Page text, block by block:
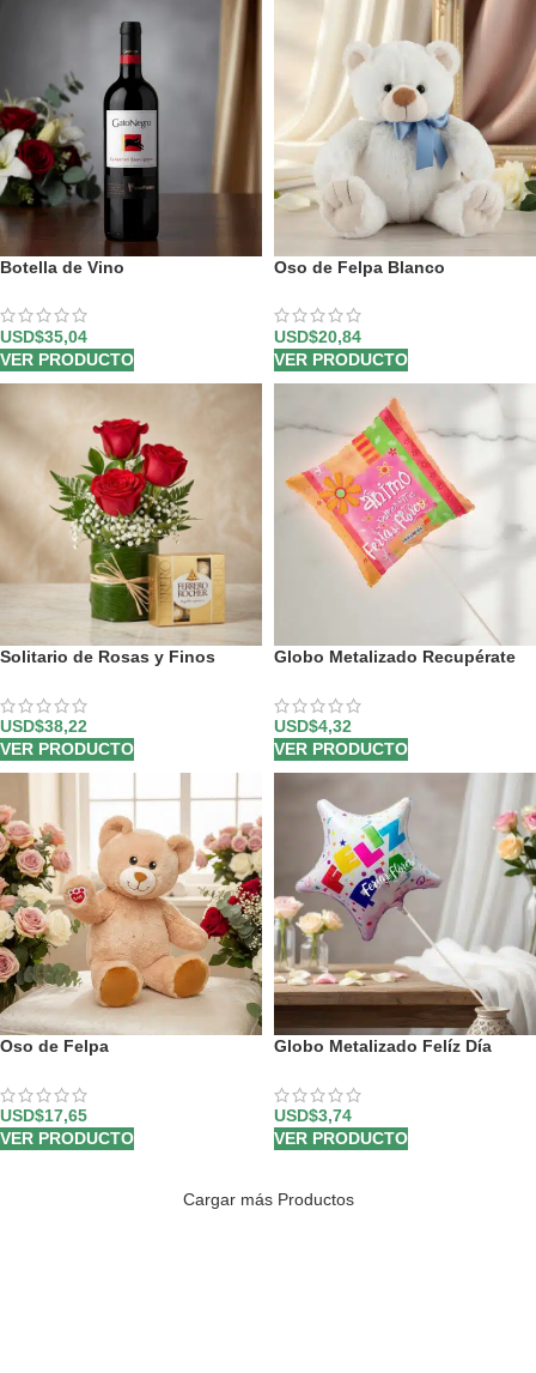
Botella de Vino
USD$35,04
VER PRODUCTO
Oso de Felpa Blanco
USD$20,84
VER PRODUCTO
Solitario de Rosas y Finos
USD$38,22
VER PRODUCTO
Globo Metalizado Recupérate
USD$4,32
VER PRODUCTO
Oso de Felpa
USD$17,65
VER PRODUCTO
Globo Metalizado Felíz Día
USD$3,74
VER PRODUCTO
Cargar más Productos